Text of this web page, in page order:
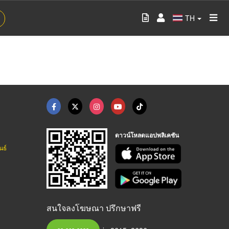
TH
ธ์
ดาวน์โหลดแอปพลิเคชัน
สนใจลงโฆษณา ปรึกษาฟรี